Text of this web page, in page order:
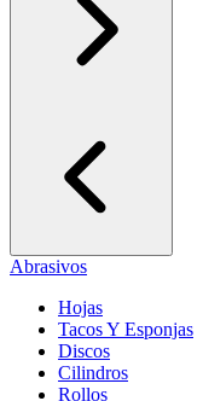
Abrasivos
Hojas
Tacos Y Esponjas
Discos
Cilindros
Rollos